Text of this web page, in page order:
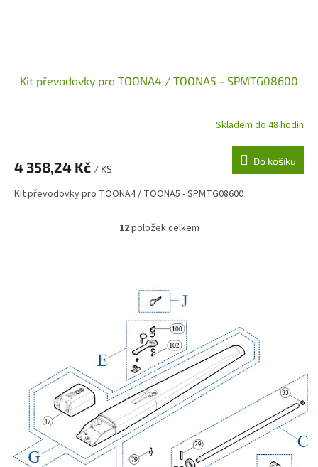
Kit převodovky pro TOONA4 / TOONA5 - SPMTG08600
Skladem do 48 hodin
4 358,24 Kč / KS
Do košíku
Kit převodovky pro TOONA4 / TOONA5 - SPMTG08600
O
d
a
c
í
r
v
k
y
v
ý
s
12položek celkem